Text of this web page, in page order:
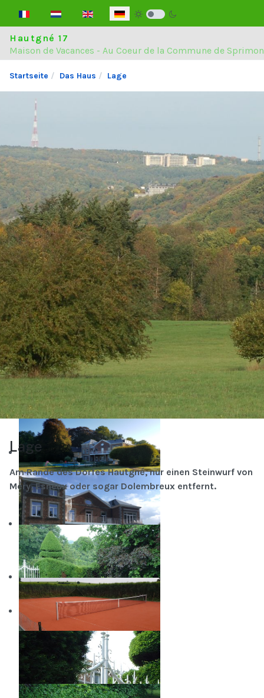
Sprache auswählen
Hautgné 17
Maison de Vacances - Au Coeur de la Commune de
Startseite Das Haus Lage
Das Haus
Die Region
Lage
Verfügbarkeit und Reservierungen
360°
Lage
Am Rande des Dorfes Hautgné, nur einen Steinwurf von
Méry, Esneux oder sogar Dolembreux entfernt.